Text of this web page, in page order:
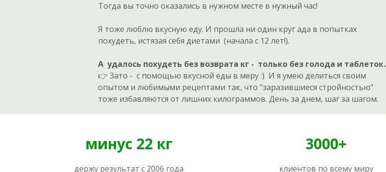
Тогда вы точно оказались в нужном месте в нужный час!
Я тоже люблю вкусную еду. И прошла ни один круг ада в попытках
похудеть, истязая себя диетами (начала с 12 лет!).
А удалось похудеть без возврата кг - только без голода и таблеток.
👉 Зато - с помощью вкусной еды в меру :) И я умею делиться своим
опытом и любимыми рецептами так,​ что "заразившиеся стройностью"
тоже избавляются от лишних килограммов. День за днем, шаг за шагом.
минус 22 кг
держу результат с 2006 года
3000+
клиентов по всему миру